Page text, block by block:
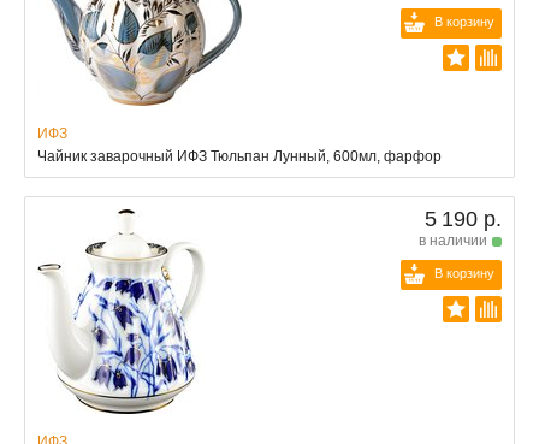
В корзину
ИФЗ
Чайник заварочный ИФЗ Тюльпан Лунный, 600мл, фарфор
5 190 р.
в наличии
В корзину